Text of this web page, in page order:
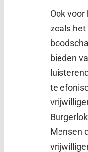
Ook voor
zoals het
bieden
Mensen